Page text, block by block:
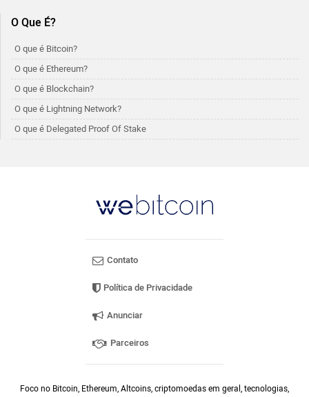
O Que É?
O que é Bitcoin?
O que é Ethereum?
O que é Blockchain?
O que é Lightning Network?
O que é Delegated Proof Of Stake
Contato
Política de Privacidade
Anunciar
Parceiros
Foco no Bitcoin, Ethereum, Altcoins, criptomoedas em geral, tecnologias,